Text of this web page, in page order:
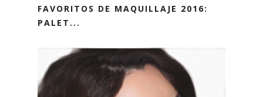
FAVORITOS DE MAQUILLAJE 2016:
PALET...